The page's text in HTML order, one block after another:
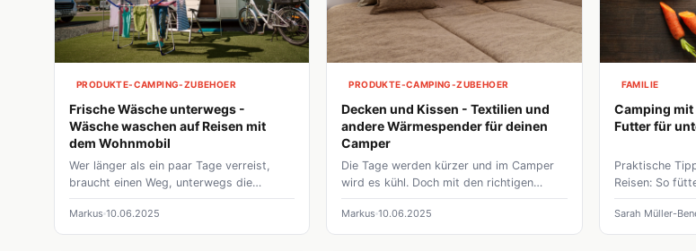
PRODUKTE-CAMPING-ZUBEHOER
Frische Wäsche unterwegs -
Wäsche waschen auf Reisen mit
dem Wohnmobil
Wer länger als ein paar Tage verreist,
braucht einen Weg, unterwegs die
Wäsche zu waschen. Wir geben euch
Tipps, wie ihr auf euren Camperreisen
eure Wäsche frisch und sauber halten
Markus 10.06.2025
PRODUKTE-CAMPING-ZUBEHOER
Decken und Kissen - Textilien und
andere Wärmespender für deinen
Camper
Die Tage werden kürzer und im Camper
wird es kühl. Doch mit den richtigen
Decken und Kissen kannst du stilvoll
warm bleiben!
Markus 10.06.2025
FAMILIE
Camping mit
Futter für
Praktische
Reisen: So
Camper
Kühlung –
Sarah Müller-